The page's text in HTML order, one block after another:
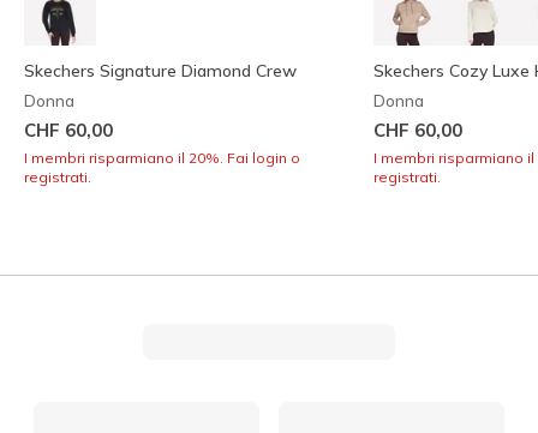
Skechers Signature Diamond Crew
Donna
CHF 60,00
I membri risparmiano il 20%. Fai login o
registrati.
Skechers Cozy Luxe
Donna
CHF 60,00
I membri risparmiano
registrati.